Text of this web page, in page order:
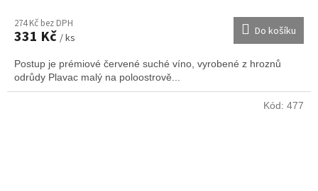
274 Kč bez DPH
331 Kč / ks Do košíku
Postup je prémiové červené suché víno, vyrobené z hroznů
odrůdy Plavac malý na poloostrově...
Kód: 477